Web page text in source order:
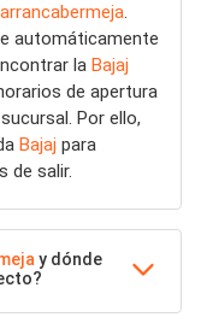
.
automáticamente
la Bajaj
de apertura
Por ello,
Bajaj para
de salir.
y dónde